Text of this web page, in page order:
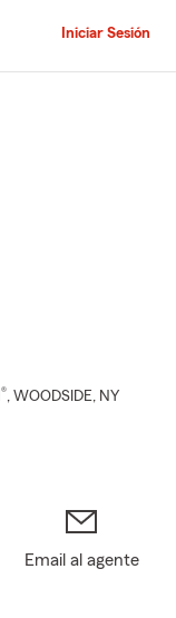
Iniciar Sesión
®, WOODSIDE, NY
Email al agente